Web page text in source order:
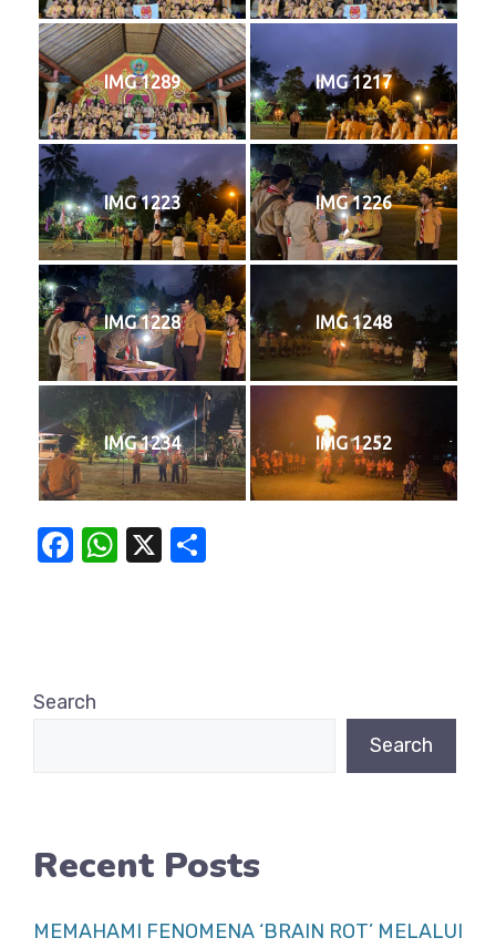
IMG 1289 IMG 1217
IMG 1223 IMG 1226
IMG 1228 IMG 1248
IMG 1234 IMG 1252
F
b
o
W
X
Search
Search
Recent Posts
MEMAHAMI FENOMENA ‘BRAIN ROT’ MELALUI